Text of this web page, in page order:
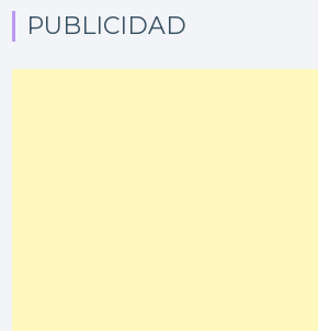
PUBLICIDAD